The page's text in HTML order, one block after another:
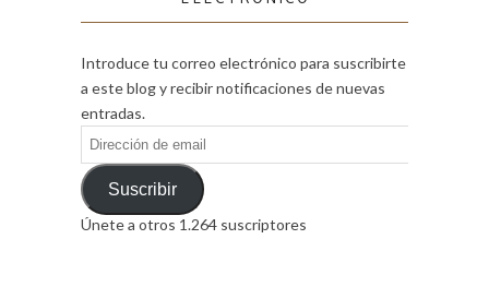
Introduce tu correo electrónico para suscribirte
a este blog y recibir notificaciones de nuevas
entradas.
Dirección
de
emailSuscribir
Únete a otros 1.264 suscriptores